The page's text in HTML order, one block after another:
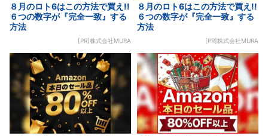
８月のロト6はこの方法で買え!!
６つの数字が『完全一致』する
方法
[PR]株式会社MURA
８月のロト6はこの方法で買え!!
６つの数字が『完全一致』する
方法
[PR]株式会社MURA